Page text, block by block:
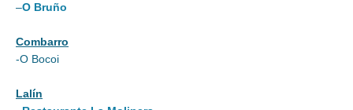
–O Bruño
Combarro
-O Bocoi
Lalín